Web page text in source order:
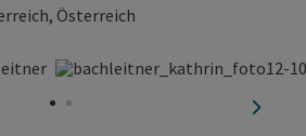
Österreich